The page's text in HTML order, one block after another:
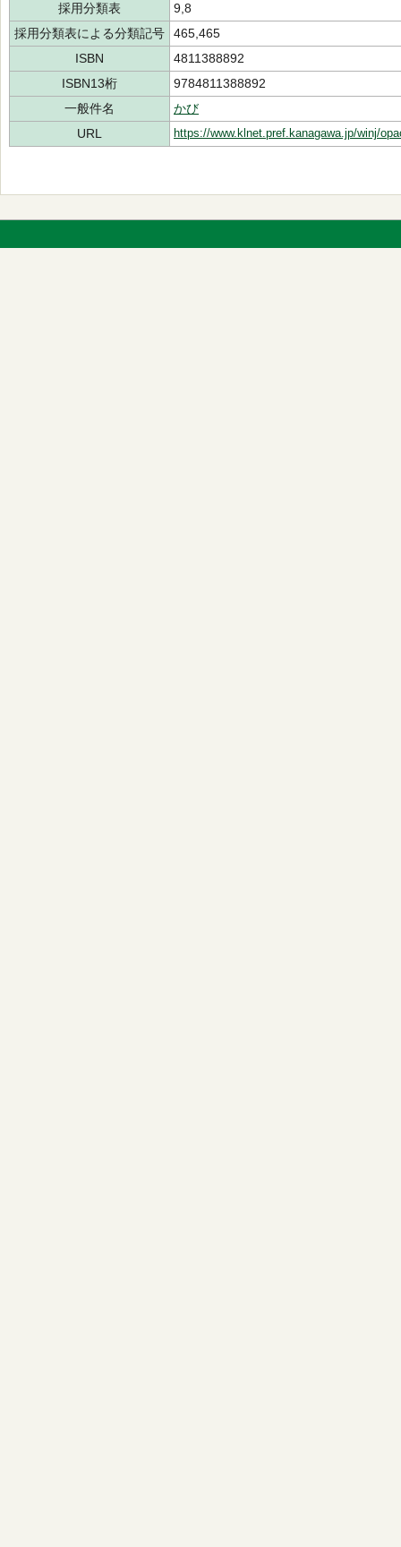
採用分類表
9,8
採用分類表による分類記号
465,465
ISBN
4811388892
ISBN13桁
9784811388892
一般件名
かび
URL
https://www.klnet.pref.kanagawa.jp/winj/